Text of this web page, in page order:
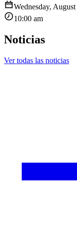
Wednesday,
10:00 am
Noticias
Ver todas las noticias